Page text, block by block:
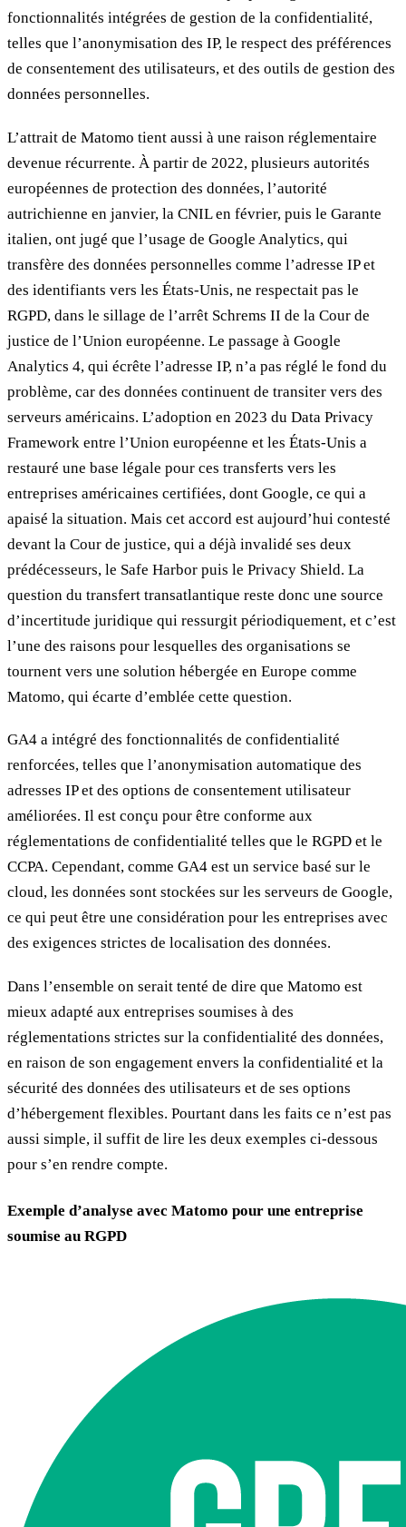
fonctionnalités intégrées de gestion de la confidentialité,
telles que l’anonymisation des IP, le respect des préférences
de consentement des utilisateurs, et des outils de gestion des
données personnelles.
L’attrait de Matomo tient aussi à une raison réglementaire
devenue récurrente. À partir de 2022, plusieurs autorités
européennes de protection des données, l’autorité
autrichienne en janvier, la CNIL en février, puis le Garante
italien, ont jugé que l’usage de Google Analytics, qui
transfère des données personnelles comme l’adresse IP et
des identifiants vers les États-Unis, ne respectait pas le
RGPD, dans le sillage de l’arrêt Schrems II de la Cour de
justice de l’Union européenne. Le passage à Google
Analytics 4, qui écrête l’adresse IP, n’a pas réglé le fond du
problème, car des données continuent de transiter vers des
serveurs américains. L’adoption en 2023 du Data Privacy
Framework entre l’Union européenne et les États-Unis a
restauré une base légale pour ces transferts vers les
entreprises américaines certifiées, dont Google, ce qui a
apaisé la situation. Mais cet accord est aujourd’hui contesté
devant la Cour de justice, qui a déjà invalidé ses deux
prédécesseurs, le Safe Harbor puis le Privacy Shield. La
question du transfert transatlantique reste donc une source
d’incertitude juridique qui ressurgit périodiquement, et c’est
l’une des raisons pour lesquelles des organisations se
tournent vers une solution hébergée en Europe comme
Matomo, qui écarte d’emblée cette question.
GA4 a intégré des fonctionnalités de confidentialité
renforcées, telles que l’anonymisation automatique des
adresses IP et des options de consentement utilisateur
améliorées. Il est conçu pour être conforme aux
réglementations de confidentialité telles que le RGPD et le
CCPA. Cependant, comme GA4 est un service basé sur le
cloud, les données sont stockées sur les serveurs de Google,
ce qui peut être une considération pour les entreprises avec
des exigences strictes de localisation des données.
Dans l’ensemble on serait tenté de dire que Matomo est
mieux adapté aux entreprises soumises à des
réglementations strictes sur la confidentialité des données,
en raison de son engagement envers la confidentialité et la
sécurité des données des utilisateurs et de ses options
d’hébergement flexibles. Pourtant dans les faits ce n’est pas
aussi simple, il suffit de lire les deux exemples ci-dessous
pour s’en rendre compte.
Exemple d’analyse avec Matomo pour une entreprise
soumise au RGPD